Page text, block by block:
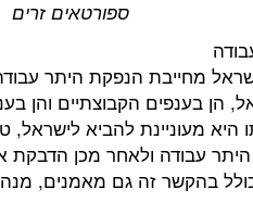
ספורטאים זרים
מחייבת הנפקת היתר
הן בענפים הקבוצתיים והן
היא מעוניינת להביא
היתר עבודה ולאחר מכן הדבקת
בהקשר זה גם מאמנים,